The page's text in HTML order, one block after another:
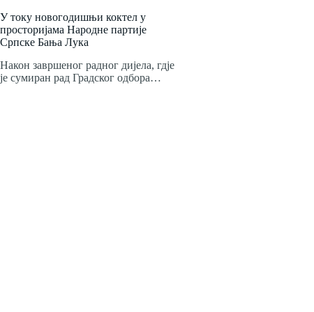
У току новогодишњи коктел у
просторијама Народне партије
Српске Бања Лука
Након завршеног радног дијела, гдје
је сумиран рад Градског одбора…